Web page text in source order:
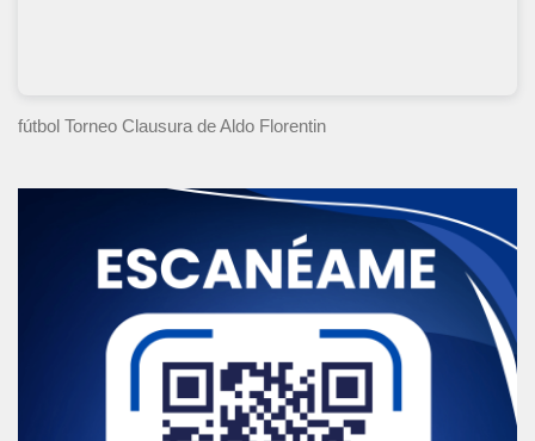
fútbol Torneo Clausura de Aldo Florentin